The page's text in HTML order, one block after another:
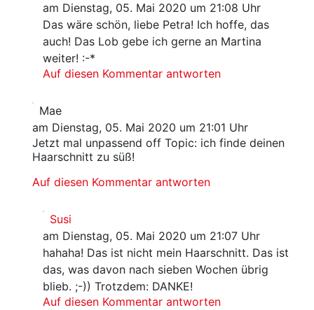
am Dienstag, 05. Mai 2020 um 21:08 Uhr
Das wäre schön, liebe Petra! Ich hoffe, das
auch! Das Lob gebe ich gerne an Martina
weiter! :-*
Auf diesen Kommentar antworten
Mae
am Dienstag, 05. Mai 2020 um 21:01 Uhr
Jetzt mal unpassend off Topic: ich finde deinen
Haarschnitt zu süß!
Auf diesen Kommentar antworten
Susi
am Dienstag, 05. Mai 2020 um 21:07 Uhr
hahaha! Das ist nicht mein Haarschnitt. Das ist
das, was davon nach sieben Wochen übrig
blieb. ;-)) Trotzdem: DANKE!
Auf diesen Kommentar antworten